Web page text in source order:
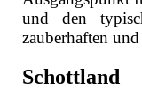
und den
zauberhaften
Schottland